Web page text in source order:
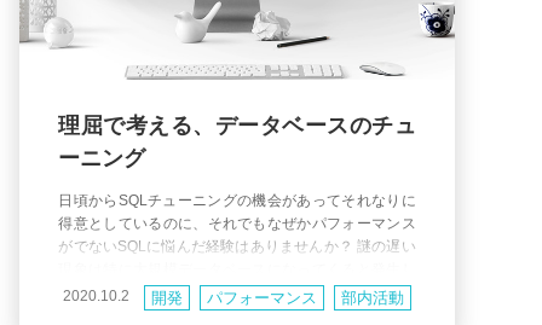
理屈で考える、データベースのチュ
ーニング
日頃からSQLチューニングの機会があってそれなりに
得意としているのに、それでもなぜかパフォーマンス
がでないSQLに悩んだ経験はありませんか？ 謎の遅い
がちなのですが、速い場合も遅い場合も必ず理由があ
ります。そこで本記事ではデータベースのチューニン
2020.10.2 開発 パフォーマンス 部内活動